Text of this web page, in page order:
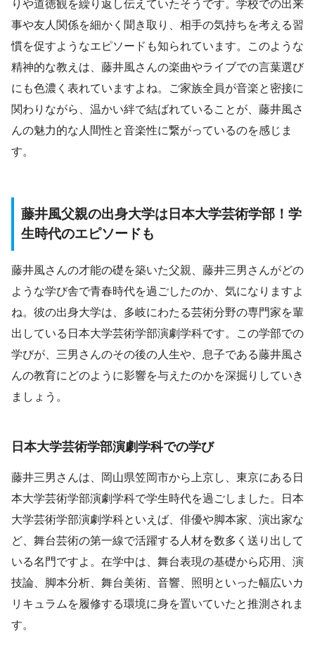
りや道徳観を繰り返し伝えていたそうです。学校での出来
事や友人関係を細かく聞き取り、相手の気持ちを考える習
慣を促すようなエピソードも知られています。このような
精神的な教えは、藤井風さんの楽曲やライブでの言葉選び
にも色濃く表れていますよね。ご家族全員が音楽と密接に
関わりながら、温かい絆で結ばれていることが、藤井風さ
んの魅力的な人間性と音楽性に繋がっているのを感じま
す。
藤井風父親の出身大学は日本大学芸術学部！学
生時代のエピソードも
藤井風さんの才能の礎を築いた父親、藤井三男さんがどの
ような学び舎で青春時代を過ごしたのか、気になりますよ
ね。彼の出身大学は、多岐にわたる芸術分野の専門家を輩
出している日本大学芸術学部演劇学科です。この学部での
学びが、三男さんのその後の人生や、息子である藤井風さ
んの教育にどのように影響を与えたのかを深掘りしていき
ましょう。
日本大学芸術学部演劇学科での学び
藤井三男さんは、岡山県笠岡市から上京し、東京にある日
本大学芸術学部演劇学科で学生時代を過ごしました。日本
大学芸術学部演劇学科といえば、俳優や脚本家、演出家な
ど、舞台芸術の第一線で活躍する人材を数多く送り出して
いる名門ですよ。在学中は、舞台表現の基礎から応用、演
技論、脚本分析、舞台美術、音響、照明といった幅広いカ
リキュラムを履修する環境に身を置いていたと推測されま
す。